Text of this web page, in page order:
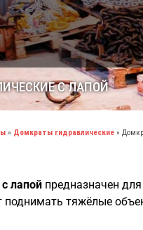
С ЛАПОЙ
» Домкраты гидравлические »
лапой предназначен
поднимать тяжёлые